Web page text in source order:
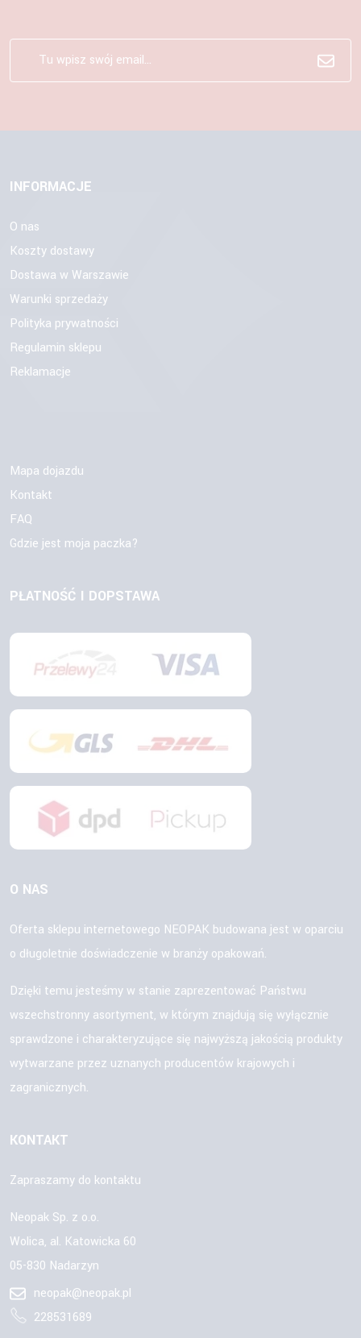
INFORMACJE
O nas
Koszty dostawy
Dostawa w Warszawie
Warunki sprzedaży
Polityka prywatności
Regulamin sklepu
Reklamacje
Mapa dojazdu
Kontakt
FAQ
Gdzie jest moja paczka?
PŁATNOŚĆ I DOPSTAWA
O NAS
Oferta sklepu internetowego NEOPAK budowana jest w oparciu
o długoletnie doświadczenie w branży opakowań.
Dzięki temu jesteśmy w stanie zaprezentować Państwu
wszechstronny asortyment, w którym znajdują się wyłącznie
sprawdzone i charakteryzujące się najwyższą jakością produkty
wytwarzane przez uznanych producentów krajowych i
zagranicznych.
KONTAKT
Zapraszamy do kontaktu
Neopak Sp. z o.o.
Wolica, al. Katowicka 60
05-830 Nadarzyn
neopak@neopak.pl
228531689